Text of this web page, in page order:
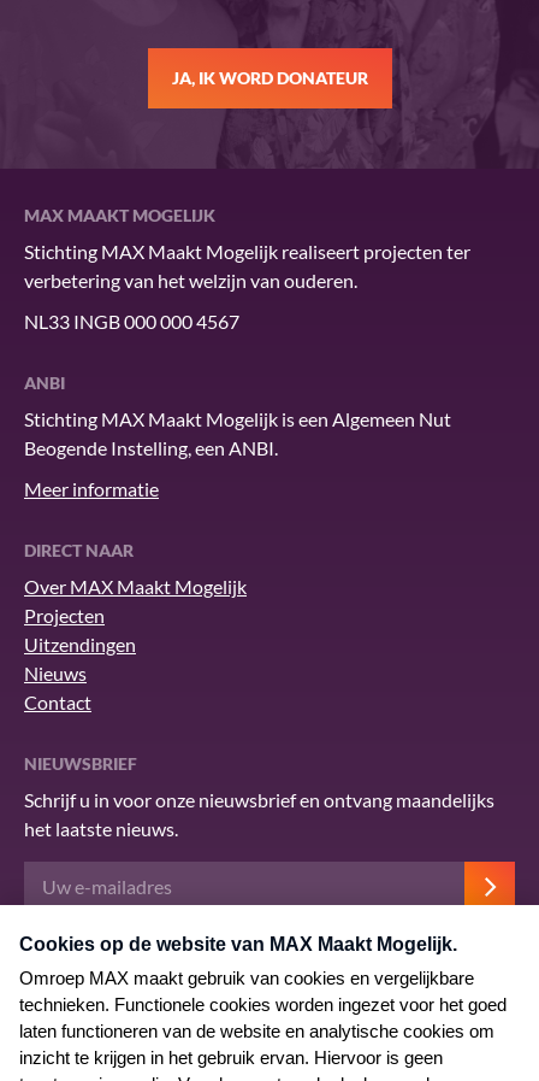
JA, IK WORD DONATEUR
MAX MAAKT MOGELIJK
Stichting MAX Maakt Mogelijk realiseert projecten ter
verbetering van het welzijn van ouderen.
NL33 INGB 000 000 4567
ANBI
Stichting MAX Maakt Mogelijk is een Algemeen Nut
Beogende Instelling, een ANBI.
Meer informatie
DIRECT NAAR
Over MAX Maakt Mogelijk
Projecten
Uitzendingen
Nieuws
Contact
NIEUWSBRIEF
Schrijf u in voor onze nieuwsbrief en ontvang maandelijks
het laatste nieuws.
Deze site wordt beschermd door reCAPTCHA en het Googleprivacybeleid.
servicevoorwaarden
© 2026 MAX Maakt Mogelijk